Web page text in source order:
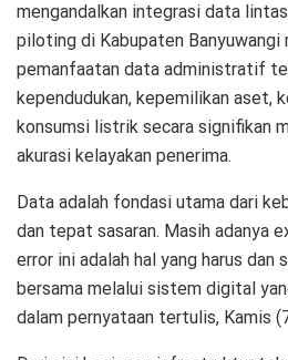
mengandalkan integrasi data
piloting di Kabupaten Banyuwangi
pemanfaatan data administratif
kependudukan, kepemilikan aset,
konsumsi listrik secara signifikan
akurasi kelayakan penerima.
Data adalah fondasi utama dari
dan tepat sasaran. Masih adanya
error ini adalah hal yang harus dan
bersama melalui sistem digital
dalam pernyataan tertulis, Kamis